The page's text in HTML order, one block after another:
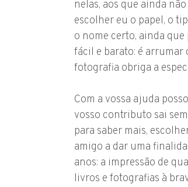
nelas, aos que ainda
escolher eu o papel, o
o nome certo, ainda
fácil e barato: é arrumar
fotografia obriga a
Com a vossa ajuda
vosso contributo sai
para saber mais,
amigo a dar uma
anos: a impressão de
livros e fotografias à